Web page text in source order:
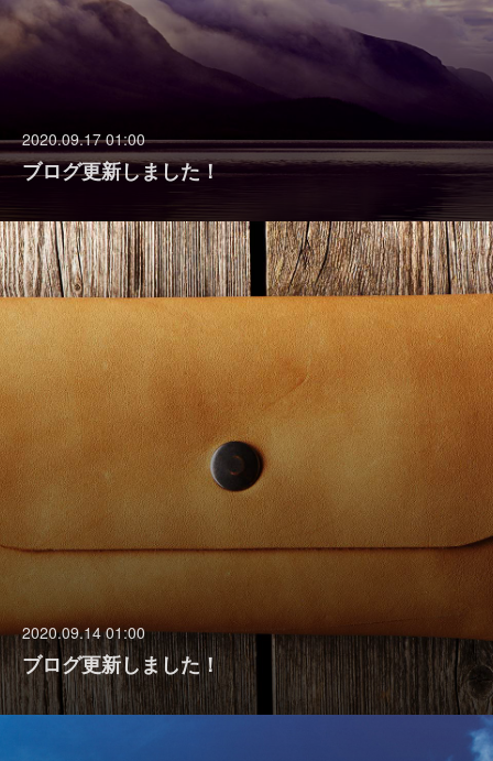
2020.09.17 01:00
ブログ更新しました！
2020.09.14 01:00
ブログ更新しました！